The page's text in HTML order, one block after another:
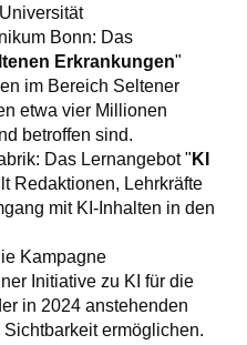
Bonn: Das
Erkrankungen"
im Bereich Seltener
etwa vier Millionen
betroffen sind.
Das Lernangebot " KI
Redaktionen, Lehrkräfte
mit KI-Inhalten in den
Kampagne
Initiative zu KI für die
in 2024 anstehenden
ermöglichen.